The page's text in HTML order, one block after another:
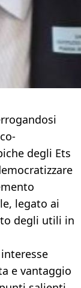
degli Ets
legato ai
degli utili in
e vantaggio